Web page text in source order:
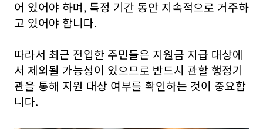
어 있어야 하며, 특정 기간 동안 지속적으로 거주하
고 있어야 합니다.
따라서 최근 전입한 주민들은 지원금 지급 대상에
서 제외될 가능성이 있으므로 반드시 관할 행정기
관을 통해 지원 대상 여부를 확인하는 것이 중요합
니다.